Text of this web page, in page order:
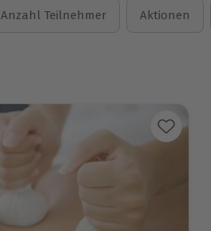
Anzahl Teilnehmer Aktionen